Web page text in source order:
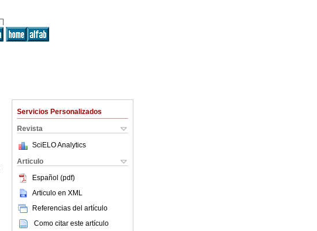
Servicios Personalizados
Revista
SciELO Analytics
Articulo
Español (pdf)
Articulo en XML
Referencias del artículo
Como citar este artículo